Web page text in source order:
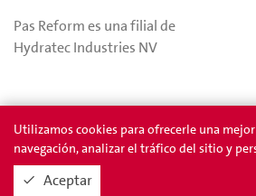
Pas Reform es una filial de
Hydratec Industries NV
Privacidad Permios
Utilizamos cookies para ofrecerle una
navegación, analizar el tráfico del sitio y
Aceptar